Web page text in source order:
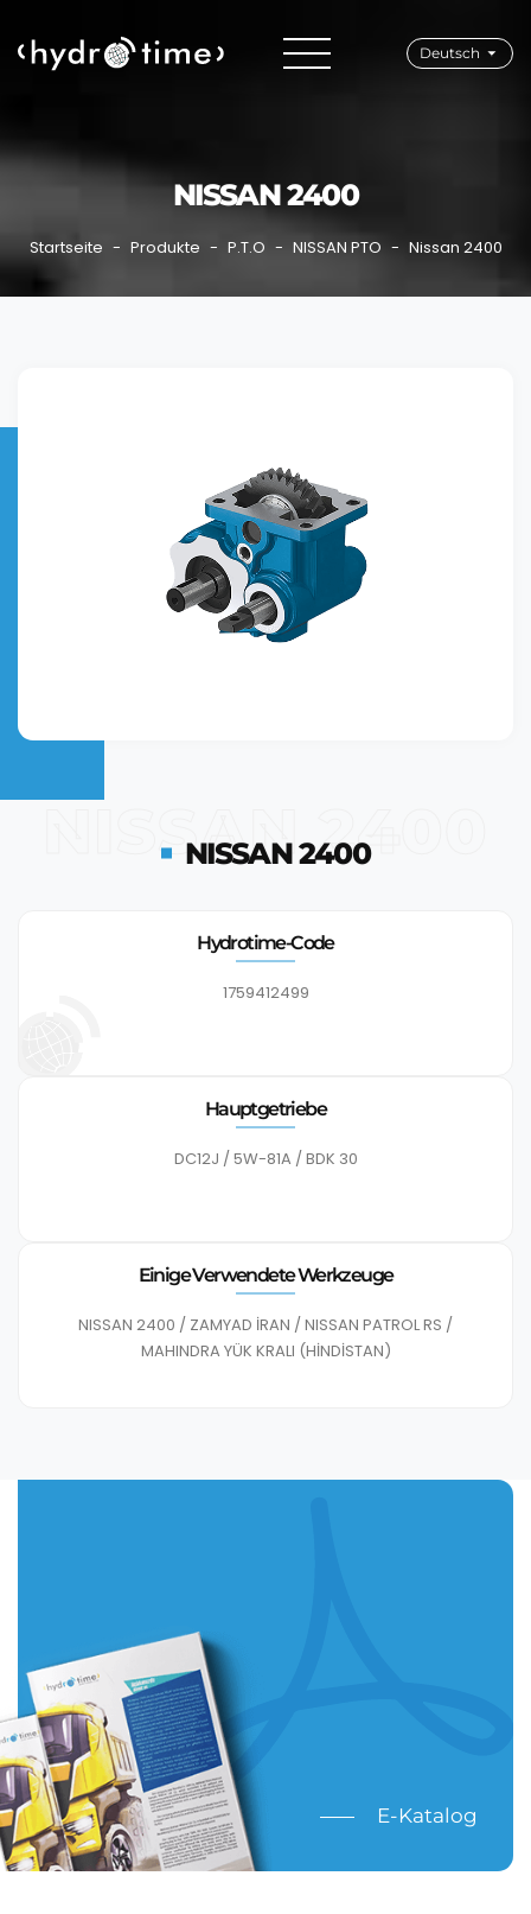
Deutsch
NISSAN 2400
Startseite Produkte P.T.O NISSAN PTO Nissan 2400
NISSAN 2400
NISSAN 2400
Hydrotime-Code
1759412499
Hauptgetriebe
DC12J / 5W-81A / BDK 30
Einige Verwendete Werkzeuge
NISSAN 2400 / ZAMYAD İRAN / NISSAN PATROL RS /
MAHINDRA YÜK KRALI (HİNDİSTAN)
E-Katalog